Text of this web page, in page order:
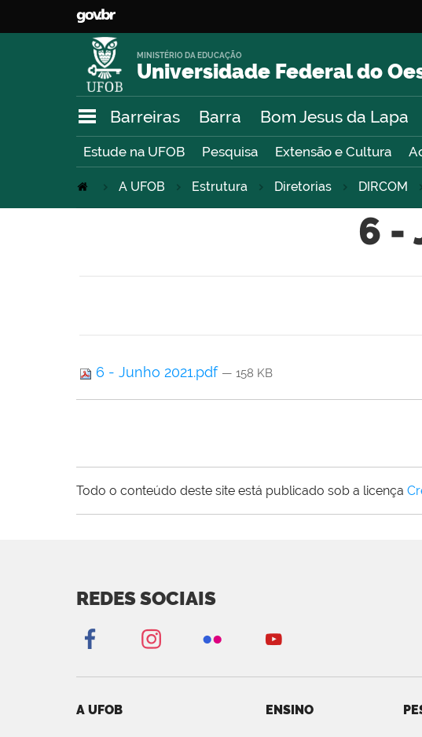
Universidade Federal do
MINISTÉRIO DA EDUCAÇÃO
Barreiras Barra Bom Jesus da Lapa
Estude na UFOB Pesquisa Extensão e Cultura
A UFOB Estrutura Diretorias DIRCOM
6 -
6 - Junho 2021.pdf — 158 KB
Todo o conteúdo deste site está publicado sob a licença
REDES SOCIAIS
A UFOB ENSINO